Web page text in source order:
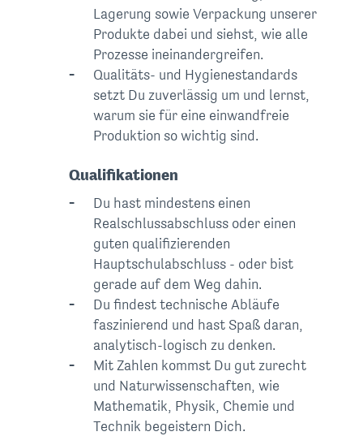
Lagerung sowie Verpackung unserer
Produkte dabei und siehst, wie alle
Prozesse ineinandergreifen.
Qualitäts- und Hygienestandards
setzt Du zuverlässig um und lernst,
warum sie für eine einwandfreie
Produktion so wichtig sind.
Qualifikationen
Du hast mindestens einen
Realschlussabschluss oder einen
guten qualifizierenden
Hauptschulabschluss - oder bist
gerade auf dem Weg dahin.
Du findest technische Abläufe
faszinierend und hast Spaß daran,
analytisch-logisch zu denken.
Mit Zahlen kommst Du gut zurecht
und Naturwissenschaften, wie
Mathematik, Physik, Chemie und
Technik begeistern Dich.